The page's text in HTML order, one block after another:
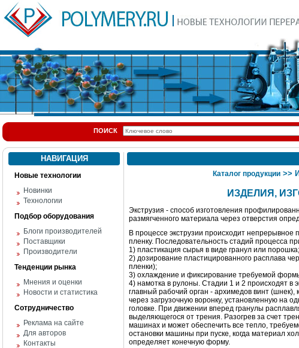
ПОИСК
НАВИГАЦИЯ
Новые технологии
Новинки
Технологии
Подбор оборудования
Блоги производителей
Поставщики
Производители
Тенденции рынка
Мнения и оценки
Новости и статистика
Сотрудничество
Реклама на сайте
Для авторов
Контакты
Каталог продукции >>
ИЗДЕЛИЯ,
Экструзия - способ изготовления
размягченного материала через отверстия
В процессе экструзии происходит
пленку. Последовательность стадий процесса
1) пластикация сырья в виде гранул или порошка;
2) дозирование пластицированного расплава
пленки);
3) охлаждение и фиксирование требуемой
4) намотка в рулоны. Стадии 1 и 2 происходят в
главный рабочий орган - архимедов винт
через загрузочную воронку, установленную
головке. При движении вперед гранулы
выделяющегося от трения. Разогрев за счет
машинах и может обеспечить все тепло,
остановки машины при пуске, когда материал
определяет конечную форму.